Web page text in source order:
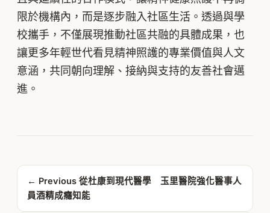
限於機構內，而是逐步融入社區生活。透過與學
校攜手，不僅展現推動社區共融的具體成果，也
讓更多年輕世代看見精神照護的專業價值與人文
意涵，共同朝向理解、接納與支持的友善社會邁
進。
← Previous 從杜康到現代醫學 玉里醫院強化醫事人
員酒精成癮知能